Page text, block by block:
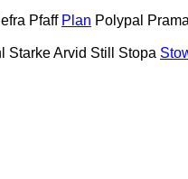
Pfaff Plan Polypal
Starke Arvid Still Stopa